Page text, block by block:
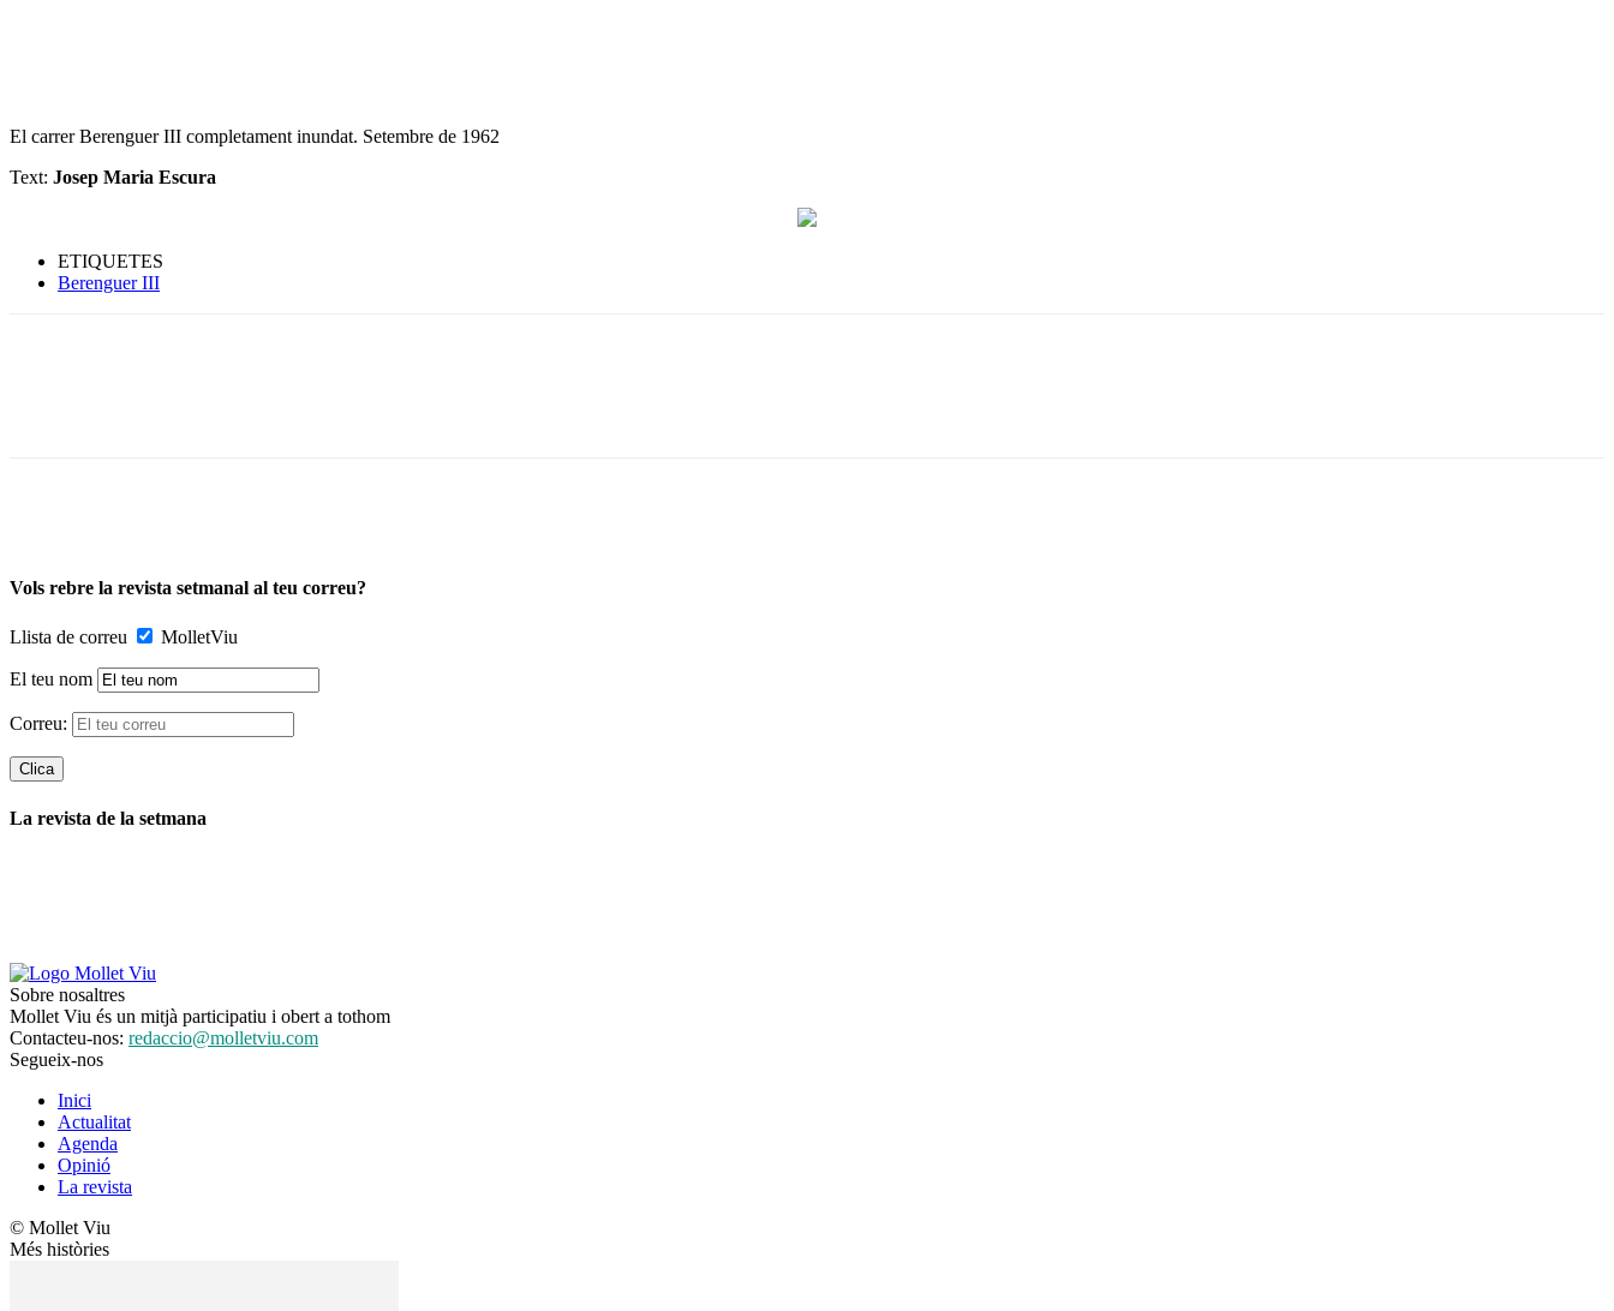
El carrer Berenguer III completament inundat. Setembre de 1962
Text: Josep Maria Escura
ETIQUETES
Berenguer III
Vols rebre la revista setmanal al teu correu?
Llista de correu MolletViu
El teu nom
Correu:
La revista de la setmana
Sobre nosaltres
Mollet Viu és un mitjà participatiu i obert a tothom
Contacteu-nos: redaccio@molletviu.com
Segueix-nos
Inici
Actualitat
Agenda
Opinió
La revista
© Mollet Viu
Més històries